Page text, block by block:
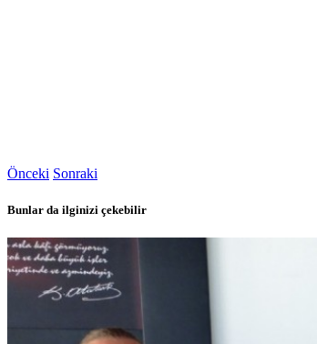
Önceki Sonraki
Bunlar da ilginizi çekebilir